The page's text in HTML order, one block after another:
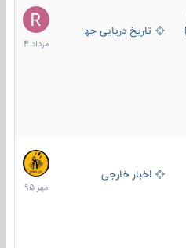
تاریخ دریایی جهان
16
مرداد
1404
اخبار خارجی
27
مهر
1395